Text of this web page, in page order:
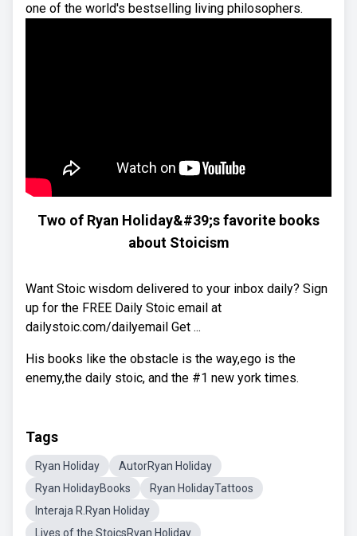
one of the world's bestselling living philosophers.
Two of Ryan Holiday&#39;s favorite books
about Stoicism
Want Stoic wisdom delivered to your inbox daily? Sign
up for the FREE Daily Stoic email at
dailystoic.com/dailyemail Get ...
His books like the obstacle is the way,ego is the
enemy,the daily stoic, and the #1 new york times.
Tags
Ryan Holiday
AutorRyan Holiday
Ryan HolidayBooks
Ryan HolidayTattoos
Interaja R.Ryan Holiday
Lives of the StoicsRyan Holiday